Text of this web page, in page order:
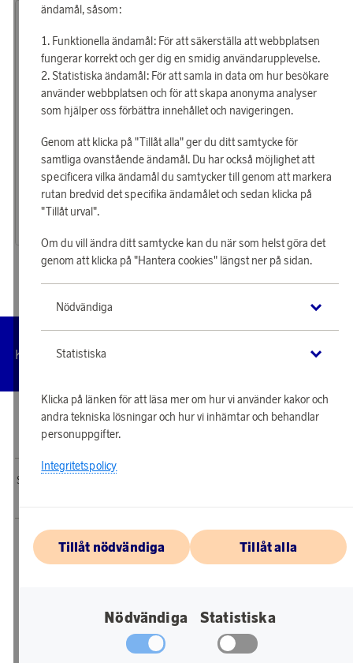
Tjäna 222 poäng
Örhängen Kristallhoops Joa Silver
7 140 poäng
Pilgrim
Tjäna 222 poäng
Halsband Cassian Guld
ändamål, såsom:
Funktionella ändamål: För att säkerställa att webbplatsen
fungerar korrekt och ger dig en smidig användarupplevelse.
Statistiska ändamål: För att samla in data om hur besökare
använder webbplatsen och för att skapa anonyma analyser
som hjälper oss förbättra innehållet och navigeringen.
Genom att klicka på "Tillåt alla" ger du ditt samtycke för
samtliga ovanstående ändamål. Du har också möjlighet att
specificera vilka ändamål du samtycker till genom att markera
rutan bredvid det specifika ändamålet och sedan klicka på
"Tillåt urval".
Om du vill ändra ditt samtycke kan du när som helst göra det
genom att klicka på "Hantera cookies" längst ner på sidan.
Nödvändiga
Statistiska
Klicka på länken för att läsa mer om hur vi använder kakor och
andra tekniska lösningar och hur vi inhämtar och behandlar
personuppgifter.
Integritetspolicy
Tillåt nödvändiga Tillåt alla
Nödvändiga Statistiska
Kundservice Villkor
© 2026 Scandinavian Airlines System-Denmark-Norway-Sweden, org.nr
902001-7720, 195 87 Stockholm
SAS EuroBonus webbshop drivs av Awardit CLS AB. Copyright © 2026 Awardit